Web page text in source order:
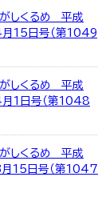
しくるめ 平成
15日号（第1049
しくるめ 平成
1日号（第1048
しくるめ 平成
15日号（第1047